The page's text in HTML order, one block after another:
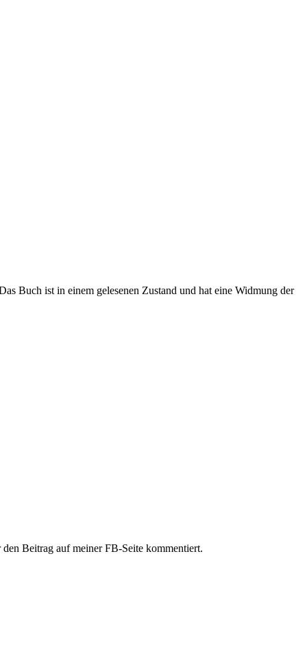
Buch ist in einem gelesenen Zustand und hat eine Widmung der
Beitrag auf meiner FB-Seite kommentiert.